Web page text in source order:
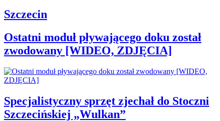
Szczecin
Ostatni moduł pływającego doku został
zwodowany [WIDEO, ZDJĘCIA]
Specjalistyczny sprzęt zjechał do Stoczni
Szczecińskiej „Wulkan”